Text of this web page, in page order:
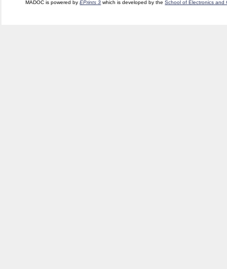
MADOC is powered byEPrints 3 which is developed by theSchool of Electronics and